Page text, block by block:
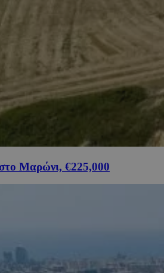
Μαρώνι, €225,000